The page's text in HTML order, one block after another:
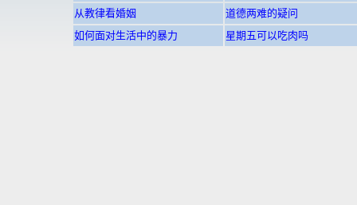
从教律看婚姻
道德两难的疑问
如何面对生活中的暴力
星期五可以吃肉吗